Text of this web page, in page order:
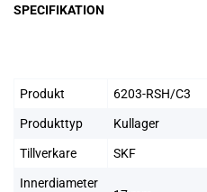
SPECIFIKATION
Produkt 6203-RSH/C3
Produkttyp Kullager
Tillverkare SKF
Innerdiameter